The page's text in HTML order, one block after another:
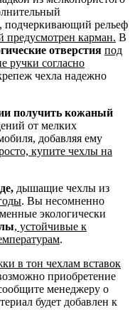
рельеф
предусмотрен карман. В
отверстия под
ручки согласно
чехла надежно
получить кожаный
от мелких
добавляя ему
купите чехлы на
дышащие чехлы из
. Вы несомненно
экологически
, устойчивые к
.
в тон чехлам вставок
приобретение
менеджеру о
будет добавлен к